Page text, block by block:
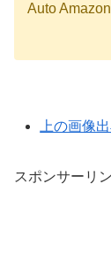
Auto
上の画像
スポンサーリ